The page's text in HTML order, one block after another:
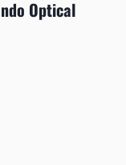
Optical